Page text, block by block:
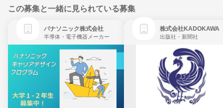
この募集と一緒に見られている募集
パナソニック株式会社
半導体・電子機器メーカー
株式会社KADOKAWA
出版社・新聞社